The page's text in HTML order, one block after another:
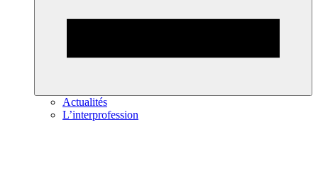
Actualités
L’interprofession